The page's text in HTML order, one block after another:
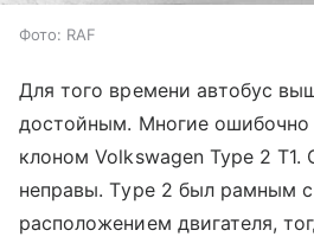
Фото: RAF
Для того времени автобус
достойным. Многие ошибочно
клоном Volkswagen Type 2 T1.
неправы. Тype 2 был рамным
расположением двигателя,